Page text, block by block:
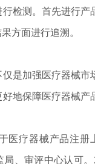
检测。首先进行产
方面进行追溯。
是加强医疗器械
地保障医疗器械
医疗器械产品注
、审评中心认可